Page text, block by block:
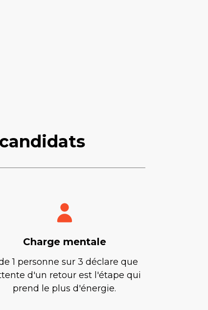
Charge mentale
1 personne sur 3 déclare que
d'un retour est l'étape qui
prend le plus d'énergie.